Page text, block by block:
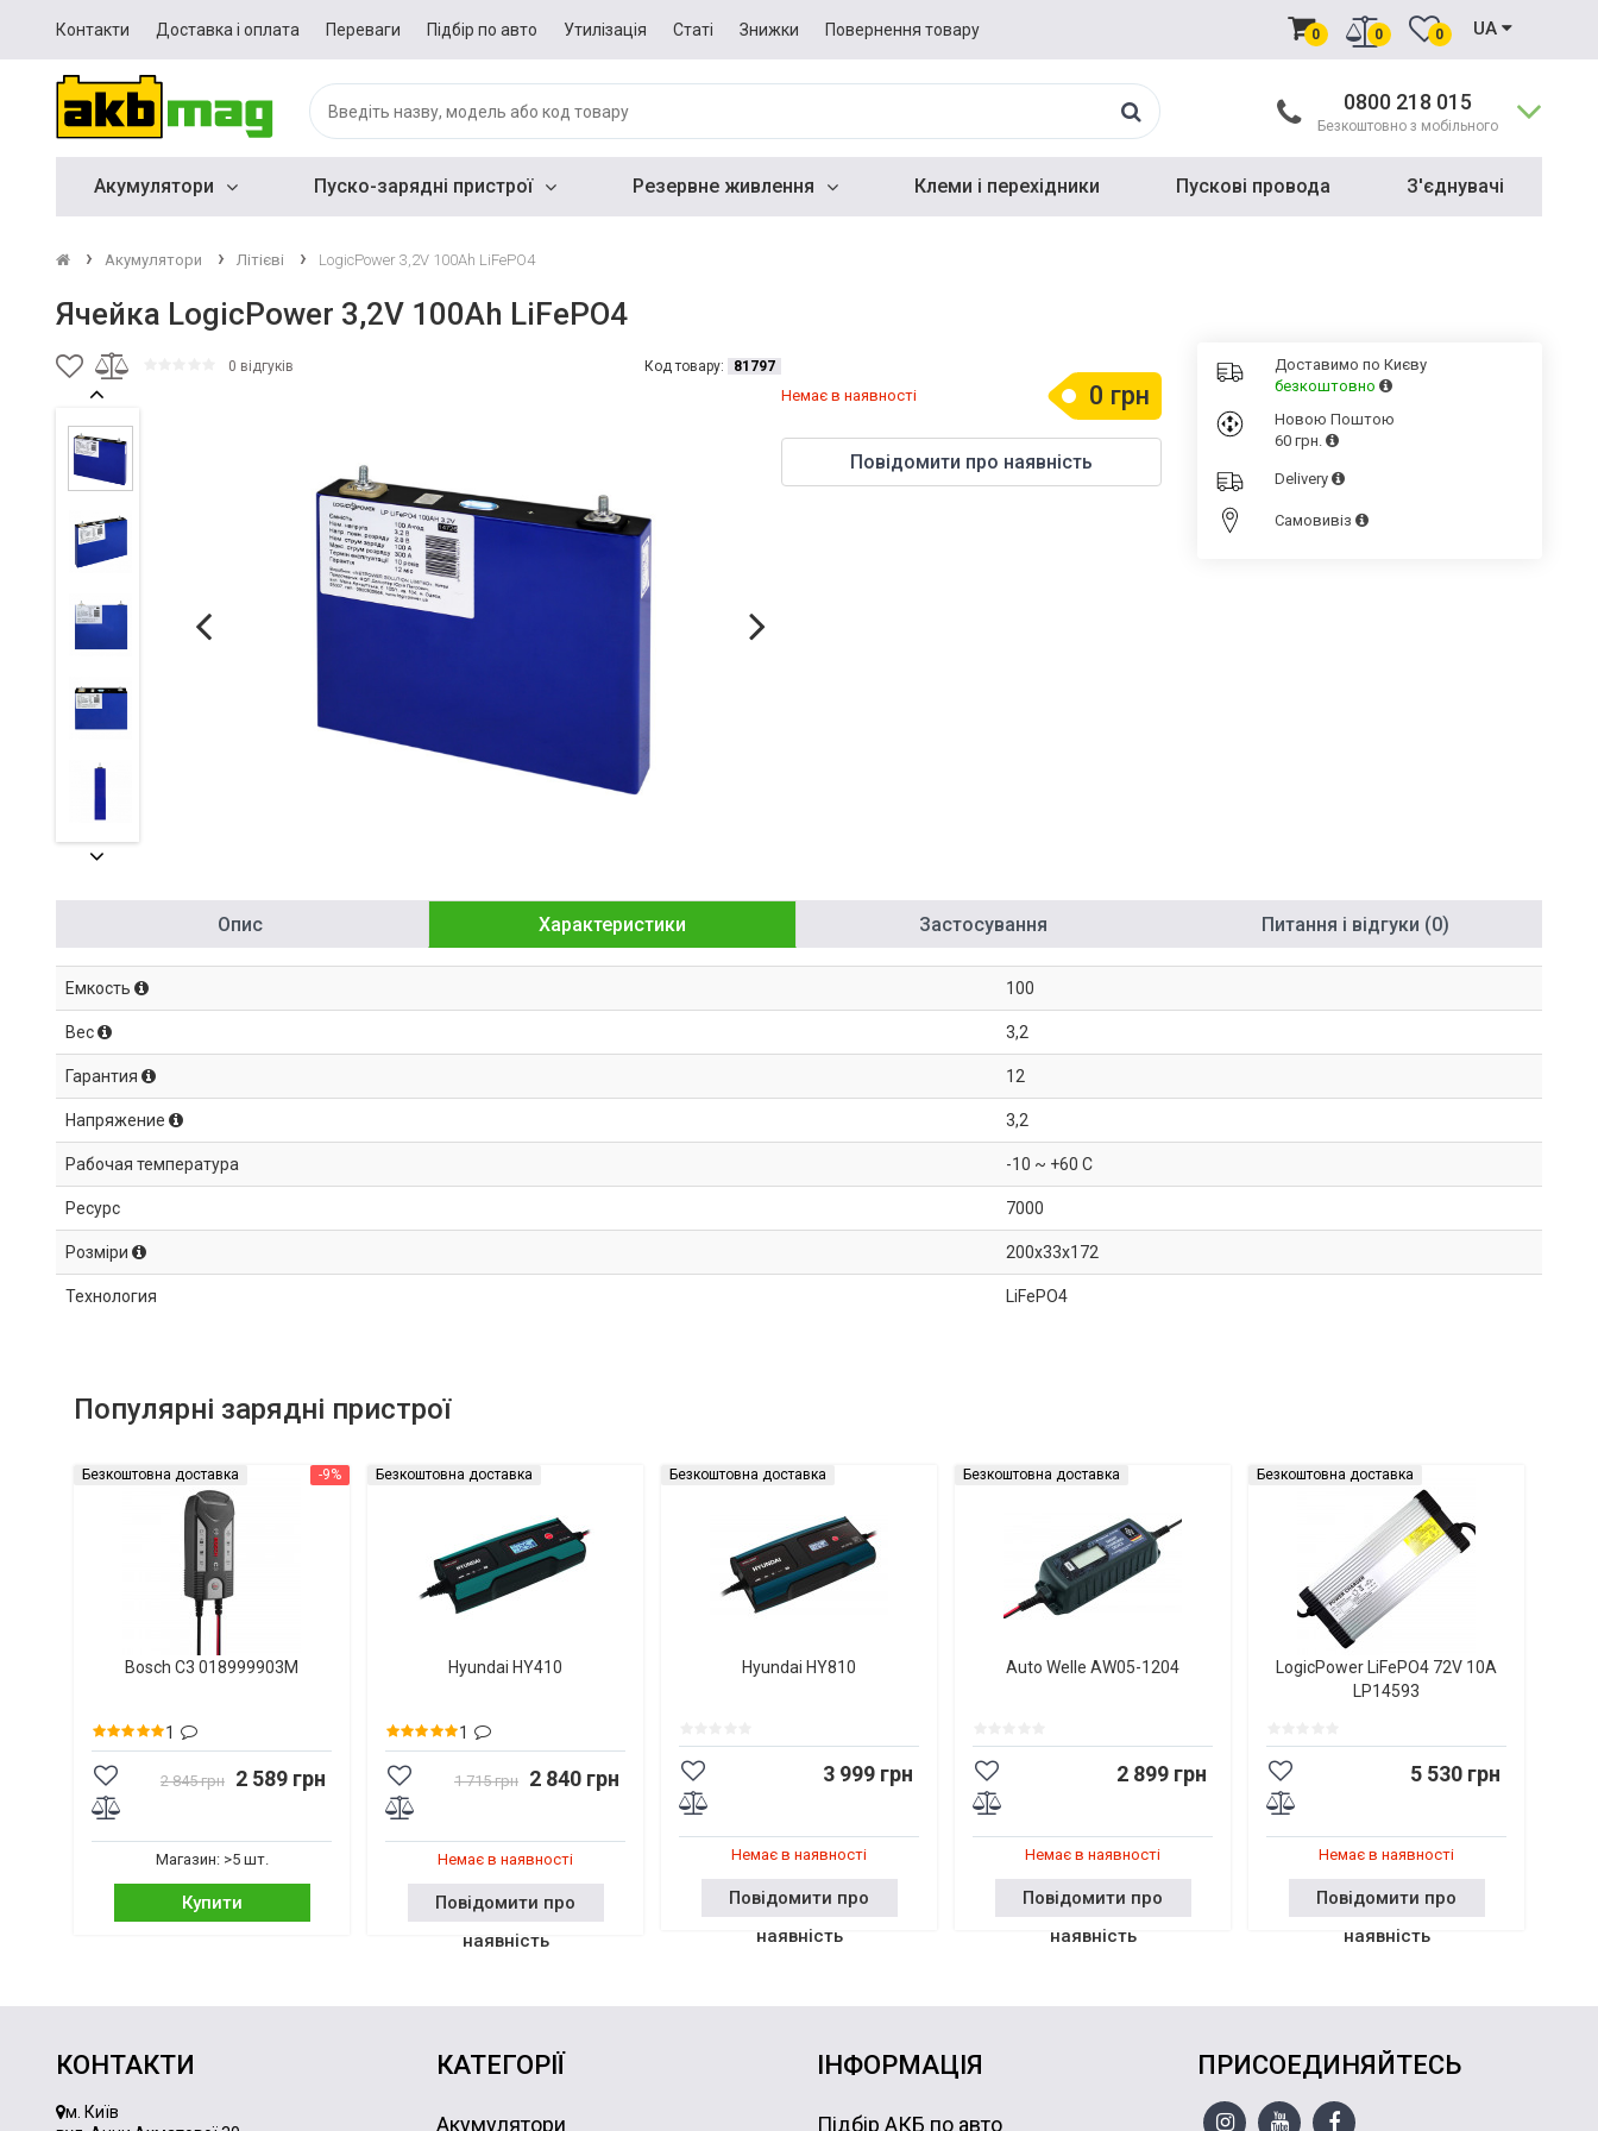
Контакти Доставка і оплата Переваги Підбір по авто Утилізація Статі Знижки Повернення товару 0 0 0 UA
0800 218 015
Безкоштовно з мобільного
Акумулятори Пуско-зарядні пристрої Резервне живлення Клеми і перехідники Пускові провода З'єднувачі
Акумулятори Літієві LogicPower 3,2V 100Ah LiFePO4
Ячейка LogicPower 3,2V 100Ah LiFePO4
0 відгуків Код товару: 81797
0 грн
Немає в наявності
Повідомити про наявність
Доставимо по Києву
безкоштовно
Новою Поштою
60 грн.
Delivery
Cамовивіз
Опис Характеристики Застосування Питання і відгуки (0)
Емкость 100
Вес 3,2
Гарантия 12
Напряжение 3,2
Рабочая температура -10 ~ +60 C
Ресурс 7000
Розміри 200x33x172
Технология LiFePO4
Популярні зарядні пристрої
-9%
Безкоштовна доставка
Bosch C3 018999903M
1
2 845 грн 2 589 грн
Магазин: >5 шт.
Купити
Безкоштовна доставка
Hyundai HY410
1
1 715 грн 2 840 грн
Немає в наявності
Повідомити про
наявність
Безкоштовна доставка
Hyundai HY810
3 999 грн
Немає в наявності
Повідомити про
наявність
Безкоштовна доставка
Auto Welle AW05-1204
2 899 грн
Немає в наявності
Повідомити про
наявність
Безкоштовна доставка
LogicPower LiFePO4 72V 10A
LP14593
5 530 грн
Немає в наявності
Повідомити про
наявність
КОНТАКТИ
м. Київ
КАТЕГОРІЇ
Акумулятори
ІНФОРМАЦІЯ
Підбір АКБ по авто
ПРИСОЕДИНЯЙТЕСЬ